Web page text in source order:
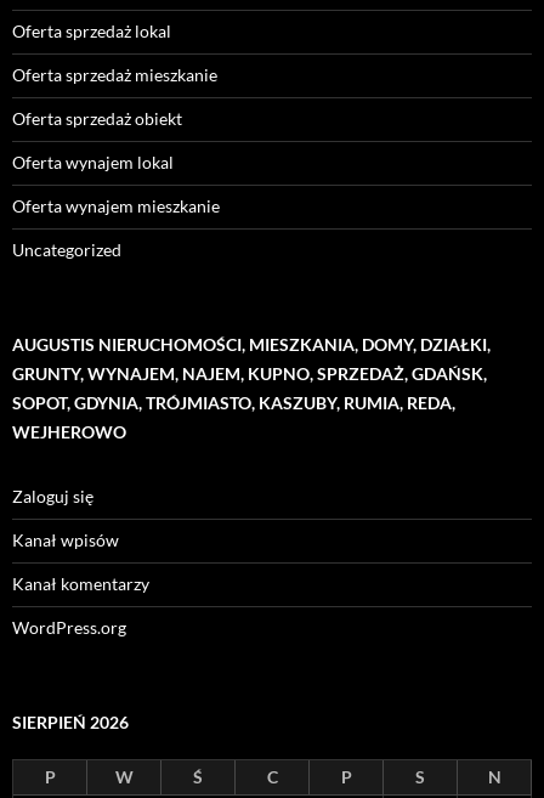
Oferta sprzedaż lokal
Oferta sprzedaż mieszkanie
Oferta sprzedaż obiekt
Oferta wynajem lokal
Oferta wynajem mieszkanie
Uncategorized
AUGUSTIS NIERUCHOMOŚCI, MIESZKANIA, DOMY, DZIAŁKI,
GRUNTY, WYNAJEM, NAJEM, KUPNO, SPRZEDAŻ, GDAŃSK,
SOPOT, GDYNIA, TRÓJMIASTO, KASZUBY, RUMIA, REDA,
WEJHEROWO
Zaloguj się
Kanał wpisów
Kanał komentarzy
WordPress.org
SIERPIEŃ 2026
P W Ś C P S
N